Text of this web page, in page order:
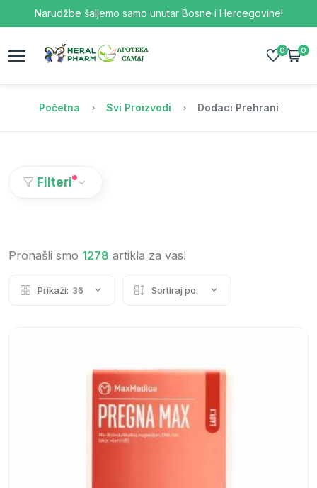
Narudžbe šaljemo samo unutar Bosne i Hercegovine!
0 0
Početna Svi Proizvodi Dodaci Prehrani
Filteri
Pronašli smo 1278 artikla za vas!
Prikaži: 36 Sortiraj po: